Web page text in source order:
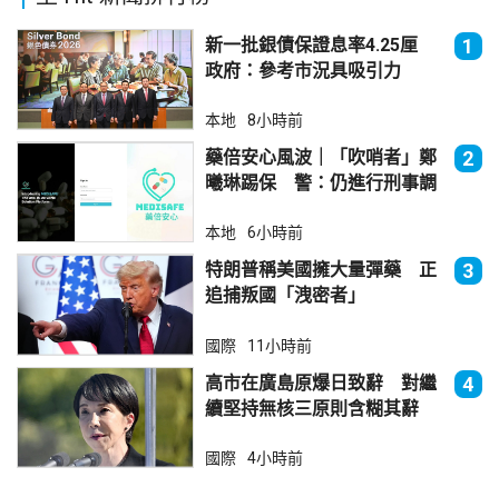
新一批銀債保證息率4.25厘
政府：參考市況具吸引力
1
本地 8小時前
藥倍安心風波｜「吹哨者」鄭
曦琳踢保 警：仍進行刑事調
2
本地 6小時前
特朗普稱美國擁大量彈藥 正
追捕叛國「洩密者」
3
國際 11小時前
高市在廣島原爆日致辭 對繼
續堅持無核三原則含糊其辭
4
國際 4小時前